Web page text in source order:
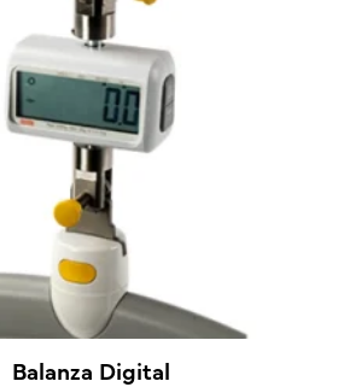
Balanza Digital